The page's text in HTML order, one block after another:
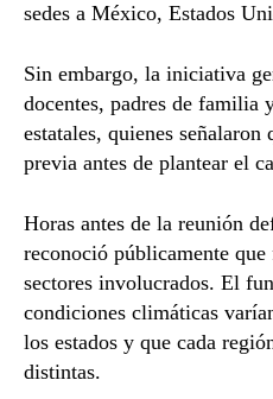
sedes a México, Estados
Sin embargo, la iniciativa
docentes, padres de familia
estatales, quienes
previa antes de plantear el
Horas antes de la reunión
reconoció públicamente
sectores involucrados. El
condiciones climáticas
los estados y que cada
distintas.